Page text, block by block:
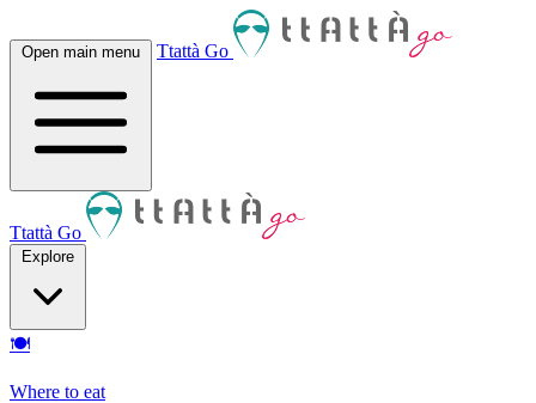
Open main menu Ttattà Go
Ttattà Go
Explore
🍽
Where to eat